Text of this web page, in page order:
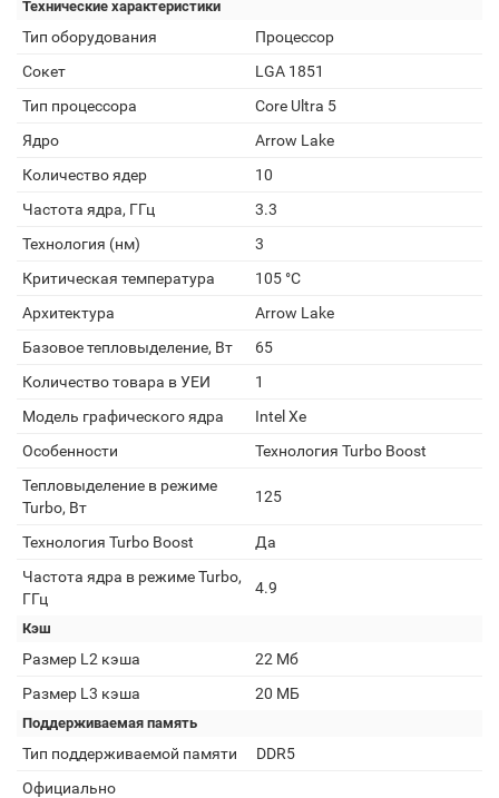
Технические характеристики
Тип оборудования
Процессор
Сокет
LGA 1851
Тип процессора
Core Ultra 5
Ядро
Arrow Lake
Количество ядер
10
Частота ядра, ГГц
3.3
Технология (нм)
3
Критическая температура
105 °C
Архитектура
Arrow Lake
Базовое тепловыделение, Вт
65
Количество товара в УЕИ
1
Модель графического ядра
Intel Xe
Особенности
Технология Turbo Boost
Тепловыделение в режиме
Turbo, Вт
125
Технология Turbo Boost
Да
Частота ядра в режиме Turbo,
ГГц
4.9
Кэш
Размер L2 кэша
22 Мб
Размер L3 кэша
20 МБ
Поддерживаемая память
Тип поддерживаемой памяти
DDR5
Официально